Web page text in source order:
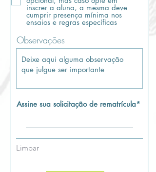
inscrer a aluna, a mesma deve
cumprir presença mínima nos
ensaios e regras específicas
Observações
Assine sua solicitação de rematrícula
Limpar